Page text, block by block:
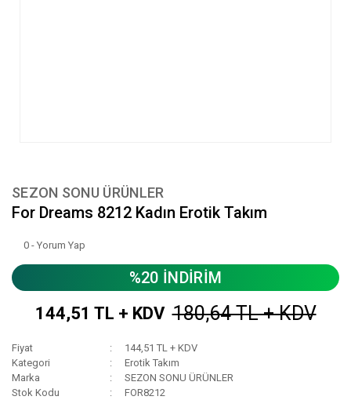
SEZON SONU ÜRÜNLER
For Dreams 8212 Kadın Erotik Takım
0 - Yorum Yap
%20 İNDİRİM
144,51 TL + KDV 180,64 TL + KDV
Fiyat
144,51 TL + KDV
Kategori
Erotik Takım
Marka
SEZON SONU ÜRÜNLER
Stok Kodu
FOR8212